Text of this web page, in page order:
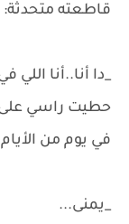
قاطعته متحدثة:
_دا أنا..أنا اللي
حطيت راسي على
في يوم من
_يمنى...